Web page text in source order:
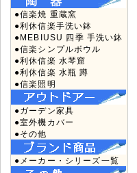
●信楽焼 重蔵窯
●利休信楽手洗い鉢
●MEBIUSU 四季 手洗い鉢
●信楽シンプルボウル
●利休信楽 水琴窟
●利休信楽 水瓶 蹲
●信楽照明
●ガーデン家具
●室外機カバー
●その他
●メーカー・シリーズ一覧